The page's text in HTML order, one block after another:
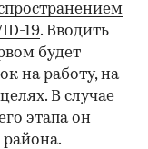
19. Вводить
будет
на работу, на
В случае
этапа он